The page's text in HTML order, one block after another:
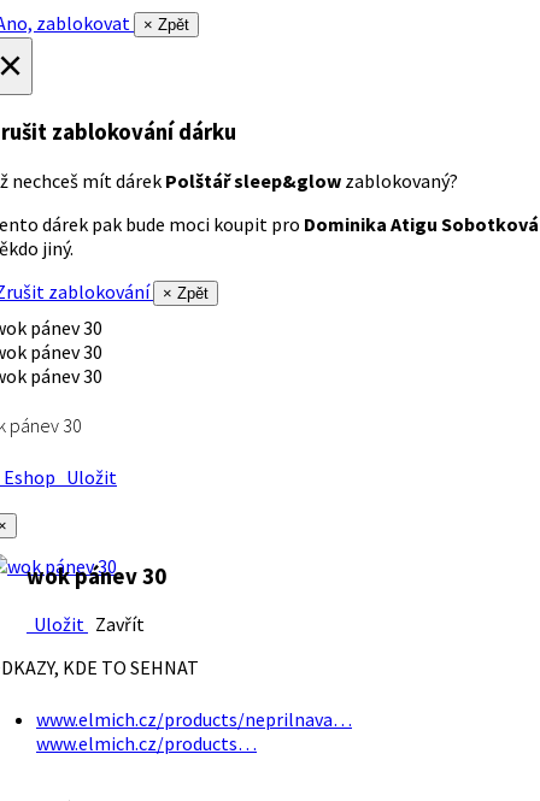
zablokovat
× Zpět
zablokování dárku
nechceš mít dárek Polštář sleep&glow zablokovaný?
dárek pak bude moci koupit pro Dominika Atigu Sobotková
jiný.
zablokování
× Zpět
pánev 30
Uložit
wok pánev 30
Uložit Zavřít
KDE TO SEHNAT
www.elmich.cz/products/neprilnava…
www.elmich.cz/products…